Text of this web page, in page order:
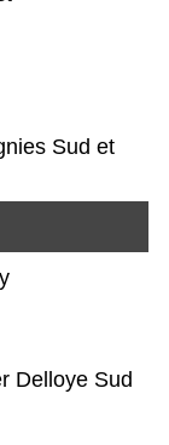
Sud et
Delloye Sud